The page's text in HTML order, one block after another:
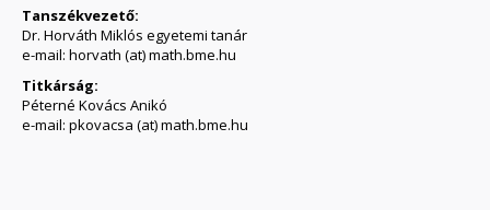
Tanszékvezető:
Dr. Horváth Miklós egyetemi tanár
e-mail: horvath (at) math.bme.hu
Titkárság:
Péterné Kovács Anikó
e-mail: pkovacsa (at) math.bme.hu